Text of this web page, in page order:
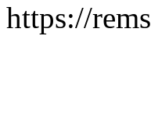
https://